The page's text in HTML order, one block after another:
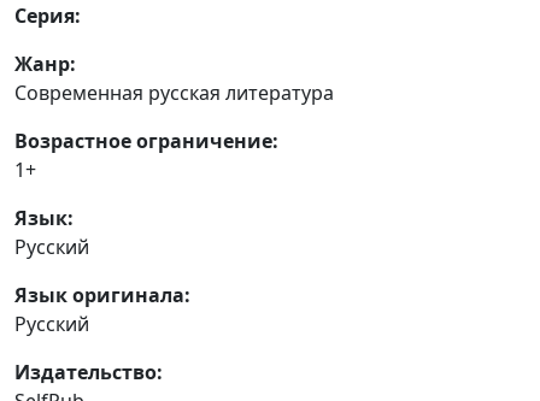
Серия:
Жанр:
Современная русская литература
Возрастное ограничение:
1+
Язык:
Русский
Язык оригинала:
Русский
Издательство: